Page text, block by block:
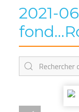
2021-